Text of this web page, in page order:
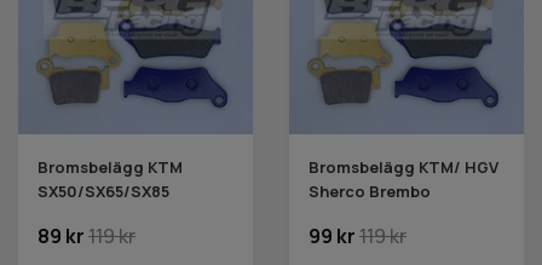
Bromsbelägg KTM
SX50/SX65/SX85
89 kr119 kr
Bromsbelägg KTM/ HGV
Sherco Brembo
99 kr119 kr